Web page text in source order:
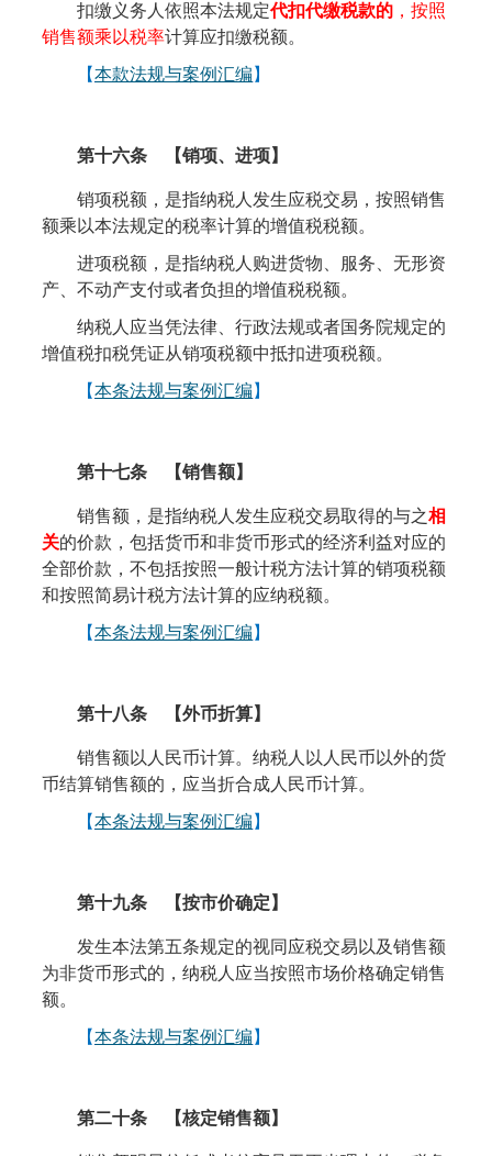
扣缴义务人依照本法规定代扣代缴税款的 ，按照
销售额乘以税率计算应扣缴税额。
【本款法规与案例汇编 】
第十六条 【销项、进项】
销项税额，是指纳税人发生应税交易，按照销售
额乘以本法规定的税率计算的增值税税额。
进项税额，是指纳税人购进货物、服务、无形资
产、不动产支付或者负担的增值税税额。
纳税人应当凭法律、行政法规或者国务院规定的
增值税扣税凭证从销项税额中抵扣进项税额。
【本条法规与案例汇编 】
第十七条 【销售额】
销售额，是指纳税人发生应税交易取得的与之相
关的价款，包括货币和非货币形式的经济利益对应的
全部价款，不包括按照一般计税方法计算的销项税额
和按照简易计税方法计算的应纳税额。
【本条法规与案例汇编 】
第十八条 【外币折算】
销售额以人民币计算。纳税人以人民币以外的货
币结算销售额的，应当折合成人民币计算。
【本条法规与案例汇编 】
第十九条 【按市价确定 】
发生本法第五条规定的视同应税交易以及销售额
为非货币形式的，纳税人应当按照市场价格确定销售
额。
【本条法规与案例汇编 】
第二十条 【核定销售额】